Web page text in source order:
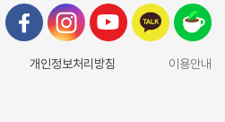
개인정보처리방침
이용안내